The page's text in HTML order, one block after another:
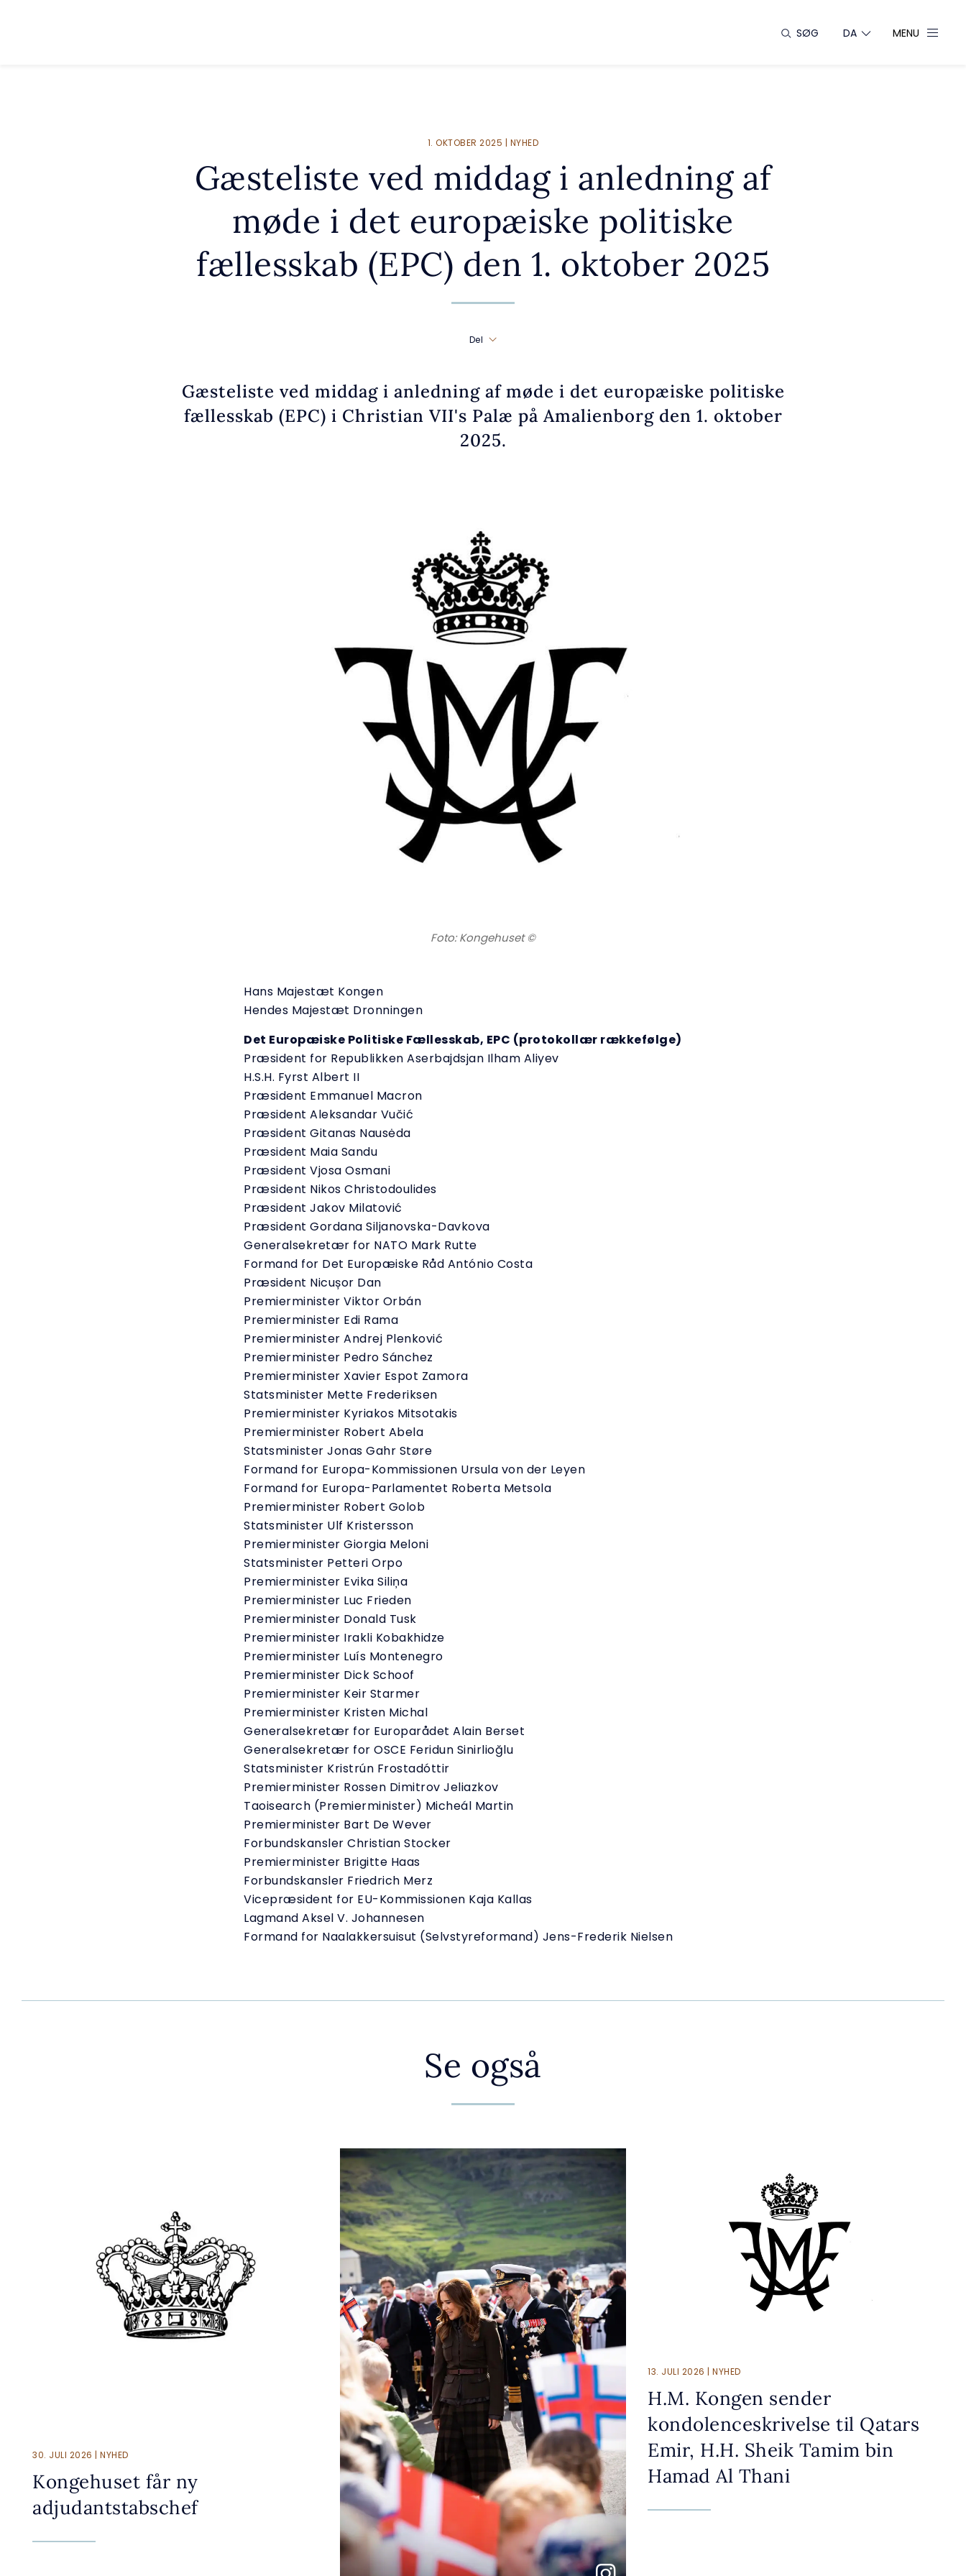
SØG DA MENU
1. OKTOBER 2025 | NYHED
Gæsteliste ved middag i anledning af
møde i det europæiske politiske
fællesskab (EPC) den 1. oktober 2025
Del
Gæsteliste ved middag i anledning af møde i det europæiske politiske
fællesskab (EPC) i Christian VII's Palæ på Amalienborg den 1. oktober
2025.
Foto: Kongehuset ©
Hans Majestæt Kongen
Hendes Majestæt Dronningen
Det Europæiske Politiske Fællesskab, EPC (protokollær rækkefølge)
Præsident for Republikken Aserbajdsjan Ilham Aliyev
H.S.H. Fyrst Albert II
Præsident Emmanuel Macron
Præsident Aleksandar Vučić
Præsident Gitanas Nausėda
Præsident Maia Sandu
Præsident Vjosa Osmani
Præsident Nikos Christodoulides
Præsident Jakov Milatović
Præsident Gordana Siljanovska-Davkova
Generalsekretær for NATO Mark Rutte
Formand for Det Europæiske Råd António Costa
Præsident Nicușor Dan
Premierminister Viktor Orbán
Premierminister Edi Rama
Premierminister Andrej Plenković
Premierminister Pedro Sánchez
Premierminister Xavier Espot Zamora
Statsminister Mette Frederiksen
Premierminister Kyriakos Mitsotakis
Premierminister Robert Abela
Statsminister Jonas Gahr Støre
Formand for Europa-Kommissionen Ursula von der Leyen
Formand for Europa-Parlamentet Roberta Metsola
Premierminister Robert Golob
Statsminister Ulf Kristersson
Premierminister Giorgia Meloni
Statsminister Petteri Orpo
Premierminister Evika Siliņa
Premierminister Luc Frieden
Premierminister Donald Tusk
Premierminister Irakli Kobakhidze
Premierminister Luís Montenegro
Premierminister Dick Schoof
Premierminister Keir Starmer
Premierminister Kristen Michal
Generalsekretær for Europarådet Alain Berset
Generalsekretær for OSCE Feridun Sinirlioğlu
Statsminister Kristrún Frostadóttir
Premierminister Rossen Dimitrov Jeliazkov
Taoisearch (Premierminister) Micheál Martin
Premierminister Bart De Wever
Forbundskansler Christian Stocker
Premierminister Brigitte Haas
Forbundskansler Friedrich Merz
Vicepræsident for EU-Kommissionen Kaja Kallas
Lagmand Aksel V. Johannesen
Formand for Naalakkersuisut (Selvstyreformand) Jens-Frederik Nielsen
Se også
30. JULI 2026 | NYHED
Kongehuset får ny
adjudantstabschef
13. JULI 2026 | NYHED
H.M. Kongen sender
kondolenceskrivelse til Qatars
Emir, H.H. Sheik Tamim bin
Hamad Al Thani